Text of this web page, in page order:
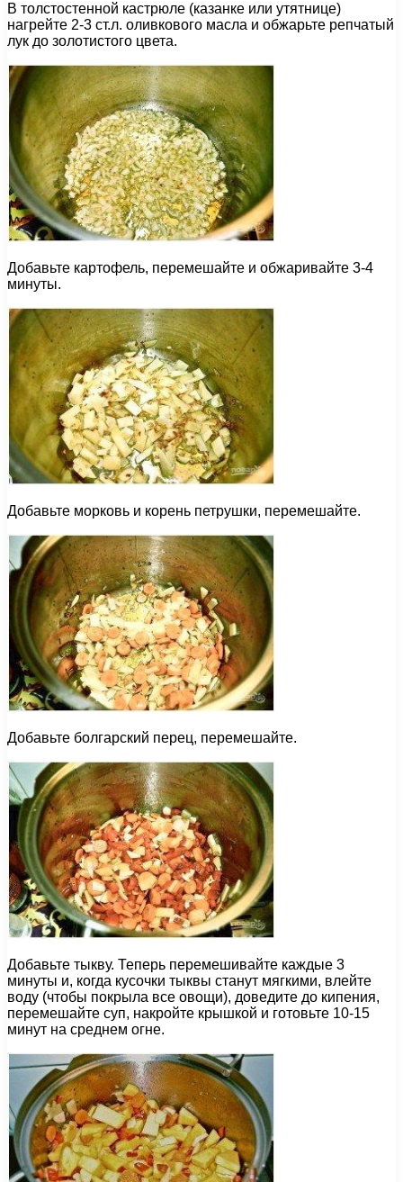
В толстостенной кастрюле (казанке или утятнице)
нагрейте 2-3 ст.л. оливкового масла и обжарьте репчатый
лук до золотистого цвета.
Добавьте картофель, перемешайте и обжаривайте 3-4
минуты.
Добавьте морковь и корень петрушки, перемешайте.
Добавьте болгарский перец, перемешайте.
Добавьте тыкву. Теперь перемешивайте каждые 3
минуты и, когда кусочки тыквы станут мягкими, влейте
воду (чтобы покрыла все овощи), доведите до кипения,
перемешайте суп, накройте крышкой и готовьте 10-15
минут на среднем огне.